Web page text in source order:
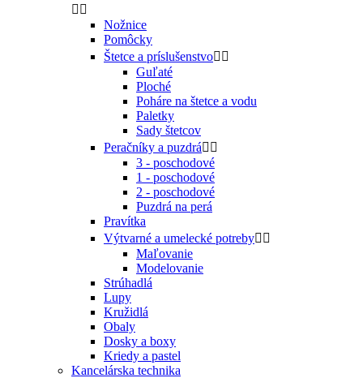
 
Nožnice
Pomôcky
Štetce a príslušenstvo 
Guľaté
Ploché
Poháre na štetce a vodu
Paletky
Sady štetcov
Peračníky a puzdrá 
3 - poschodové
1 - poschodové
2 - poschodové
Puzdrá na perá
Pravítka
Výtvarné a umelecké potreby 
Maľovanie
Modelovanie
Strúhadlá
Lupy
Kružidlá
Obaly
Dosky a boxy
Kriedy a pastel
Kancelárska technika